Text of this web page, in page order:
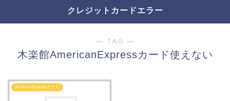
クレジットカードエラー
― TAG ―
木楽館AmericanExpressカード使えない
AmericanExpressカード